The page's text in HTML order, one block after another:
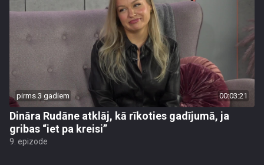
pirms 3 gadiem 00:03:21
Dināra Rudāne atklāj, kā rīkoties gadījumā, ja
gribas “iet pa kreisi”
9. epizode